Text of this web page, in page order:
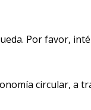
Por favor,
circular,